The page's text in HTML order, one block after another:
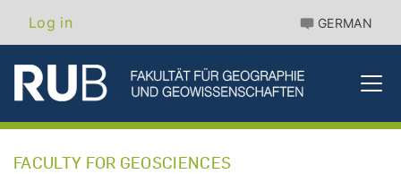
content
Benutzermenü
Log in GERMAN
FACULTY FOR GEOSCIENCES